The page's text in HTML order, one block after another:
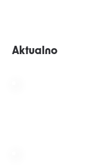
Aktualno